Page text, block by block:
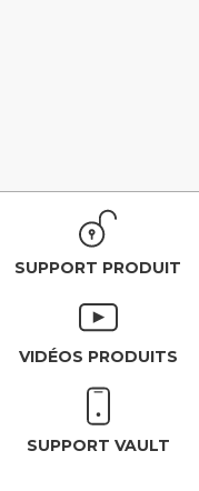
SUPPORT PRODUIT
VIDÉOS PRODUITS
SUPPORT VAULT